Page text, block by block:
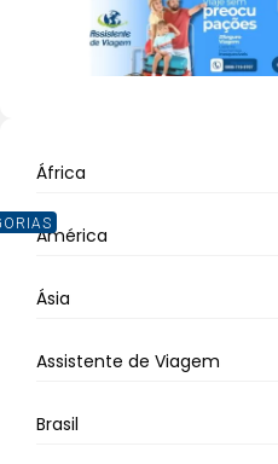
África
América
Ásia
Assistente de Viagem
Brasil